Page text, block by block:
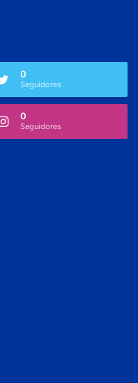
0
Seguidores
0
Seguidores